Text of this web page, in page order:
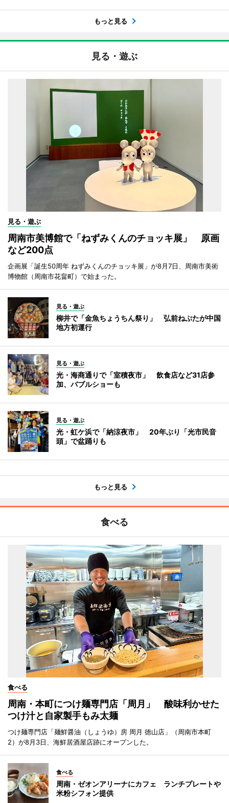
もっと見る
見る・遊ぶ
見る・遊ぶ
周南市美博館で「ねずみくんのチョッキ展」 原画
など200点
企画展「誕生50周年 ねずみくんのチョッキ展」が8月7日、周南市美術
博物館（周南市花畠町）で始まった。
見る・遊ぶ
柳井で「金魚ちょうちん祭り」 弘前ねぷたが中国
地方初運行
見る・遊ぶ
光・海商通りで「室積夜市」 飲食店など31店参
加、バブルショーも
見る・遊ぶ
光・虹ケ浜で「納涼夜市」 20年ぶり「光市民音
頭」で盆踊りも
もっと見る
食べる
食べる
周南・本町につけ麺専門店「周月」 酸味利かせた
つけ汁と自家製手もみ太麺
つけ麺専門店「麺鮮醤油（しょうゆ）房 周月 徳山店」（周南市本町
2）が8月3日、海鮮居酒屋店跡にオープンした。
食べる
周南・ゼオンアリーナにカフェ ランチプレートや
米粉シフォン提供